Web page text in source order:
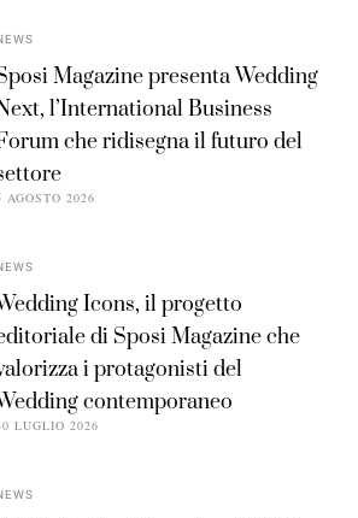
Magazine presenta Wedding
l’International Business
che ridisegna il futuro del
AGOSTO 2026
Icons, il progetto
di Sposi Magazine che
i protagonisti del
contemporaneo
LUGLIO 2026